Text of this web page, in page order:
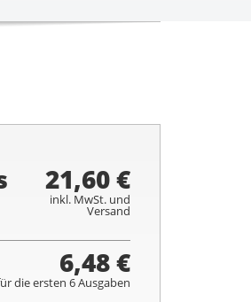
21,60 €
inkl. MwSt. und
Versand
6,48 €
die ersten 6 Ausgaben